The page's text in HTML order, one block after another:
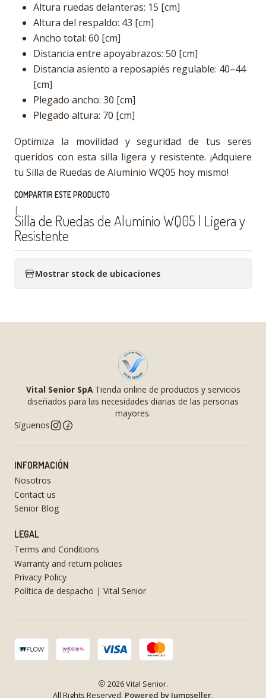
Altura ruedas delanteras: 15 [cm]
Altura del respaldo: 43 [cm]
Ancho total: 60 [cm]
Distancia entre apoyabrazos: 50 [cm]
Distancia asiento a reposapiés regulable: 40–44
[cm]
Plegado ancho: 30 [cm]
Plegado altura: 70 [cm]
Optimiza la movilidad y seguridad de tus seres
queridos con esta silla ligera y resistente. ¡Adquiere
tu Silla de Ruedas de Aluminio WQ05 hoy mismo!
COMPARTIR ESTE PRODUCTO
|
Silla de Ruedas de Aluminio WQ05 | Ligera y
Resistente
Mostrar stock de ubicaciones
Vital Senior SpATienda online de productos y servicios
diseñados para las necesidades diarias de las personas
mayores.
Síguenos
INFORMACIÓN
Nosotros
Contact us
Senior Blog
LEGAL
Terms and Conditions
Warranty and return policies
Privacy Policy
Política de despacho | Vital Senior
2026 Vital Senior.
All Rights Reserved. Powered by Jumpseller.